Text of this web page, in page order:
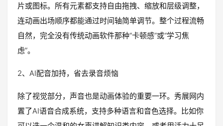
片或图标。所有元素都支持自由拖拽、缩放和层级调整，
连动画出场顺序都能通过时间轴简单调节。整个过程流畅
自然，完全没有传统动画软件那种“卡顿感”或“学习焦
虑”。
2、AI配音加持，省去录音烦恼
除了视觉部分，声音也是动画体验的重要一环。秀展网内
置了AI语音合成系统，支持多种语言和音色选择。比如你